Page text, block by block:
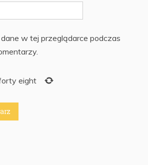
w tej przeglądarce podczas
eight